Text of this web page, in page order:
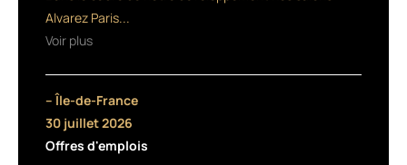
traiter
dommages
spécifiques
Alvarez Paris...
Voir plus
– Île-de-France
30 juillet 2026
Offres d'emplois